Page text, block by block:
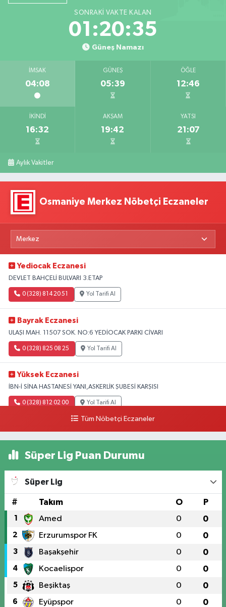
SONRAKI VAKTE KALAN
01:20:34
Güneş Namazı
İMSAK
04:08
GÜNEŞ
05:39
ÖĞLE
12:46
İKINDI
16:32
AKŞAM
19:42
YATSI
21:07
Aylık Vakitler
Osmaniye Merkez Nöbetçi Eczaneler
Yediocak Eczanesi
DEVLET BAHÇELİ BULVARI 3.ETAP
0 (328) 814 20 51 Yol Tarifi Al
Bayrak Eczanesi
ULAŞI MAH. 11507 SOK. NO:6 YEDİOCAK PARKI CİVARI
0 (328) 825 08 25 Yol Tarifi Al
Yüksek Eczanesi
İBN-İ SİNA HASTANESİ YANI,ASKERLİK ŞUBESİ KARŞISI
0 (328) 812 02 00 Yol Tarifi Al
Tüm Nöbetçi Eczaneler
Süper Lig Puan Durumu
Süper Lig
# Takım O P
1 Amed 0 0
2 Erzurumspor FK 0 0
3 Başakşehir 0 0
4 Kocaelispor 0 0
5 Beşiktaş 0 0
6 Eyüpspor 0 0